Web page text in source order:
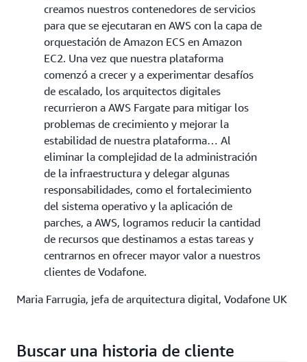
creamos nuestros contenedores de servicios
para que se ejecutaran en AWS con la capa de
orquestación de Amazon ECS en Amazon
EC2. Una vez que nuestra plataforma
comenzó a crecer y a experimentar desafíos
de escalado, los arquitectos digitales
recurrieron a AWS Fargate para mitigar los
problemas de crecimiento y mejorar la
estabilidad de nuestra plataforma… Al
eliminar la complejidad de la administración
de la infraestructura y delegar algunas
responsabilidades, como el fortalecimiento
del sistema operativo y la aplicación de
parches, a AWS, logramos reducir la cantidad
de recursos que destinamos a estas tareas y
centrarnos en ofrecer mayor valor a nuestros
clientes de Vodafone.
Maria Farrugia, jefa de arquitectura digital, Vodafone UK
Buscar una historia de cliente